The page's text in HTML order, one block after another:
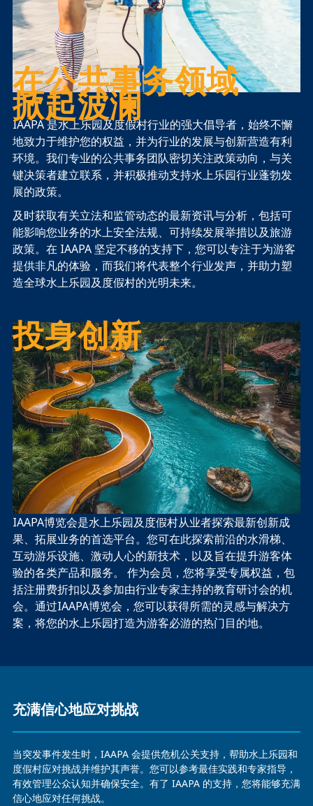
在公共事务领域
掀起波澜
IAAPA 是水上乐园及度假村行业的强大倡导者，始终不懈
地致力于维护您的权益，并为行业的发展与创新营造有利
环境。我们专业的公共事务团队密切关注政策动向，与关
键决策者建立联系，并积极推动支持水上乐园行业蓬勃发
展的政策。
及时获取有关立法和监管动态的最新资讯与分析，包括可
能影响您业务的水上安全法规、可持续发展举措以及旅游
政策。在 IAAPA 坚定不移的支持下，您可以专注于为游客
提供非凡的体验，而我们将代表整个行业发声，并助力塑
造全球水上乐园及度假村的光明未来。
投身创新
IAAPA博览会是水上乐园及度假村从业者探索最新创新成
果、拓展业务的首选平台。您可在此探索前沿的水滑梯、
互动游乐设施、激动人心的新技术，以及旨在提升游客体
验的各类产品和服务。 作为会员，您将享受专属权益，包
括注册费折扣以及参加由行业专家主持的教育研讨会的机
会。通过IAAPA博览会，您可以获得所需的灵感与解决方
案，将您的水上乐园打造为游客必游的热门目的地。
好处
充满信心地应对挑战
当突发事件发生时，IAAPA 会提供危机公关支持，帮助水上乐园和
度假村应对挑战并维护其声誉。您可以参考最佳实践和专家指导，
有效管理公众认知并确保安全。有了 IAAPA 的支持，您将能够充满
信心地应对任何挑战。